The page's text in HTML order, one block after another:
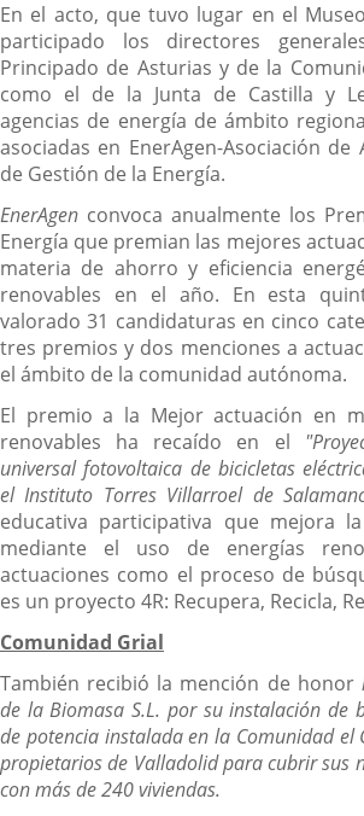
En el acto, que tuvo lugar en el
participado los directores
Principado de Asturias y de la
como el de la Junta de Castilla y
agencias de energía de ámbito
asociadas en EnerAgen-Asociación de
de Gestión de la Energía.
EnerAgen convoca anualmente los
Energía que premian las mejores
materia de ahorro y eficiencia
renovables en el año. En esta
valorado 31 candidaturas en cinco
tres premios y dos menciones a
el ámbito de la comunidad autónoma.
El premio a la Mejor actuación en
renovables ha recaído en el "
universal fotovoltaica de bicicletas
el Instituto Torres Villarroel de
educativa participativa que mejora
mediante el uso de energías
actuaciones como el proceso de
es un proyecto 4R: Recupera, Recicla,
Comunidad Grial
También recibió la mención de honor
de la Biomasa S.L. por su instalación de
de potencia instalada en la Comunidad el
propietarios de Valladolid para cubrir sus
con más de 240 viviendas.